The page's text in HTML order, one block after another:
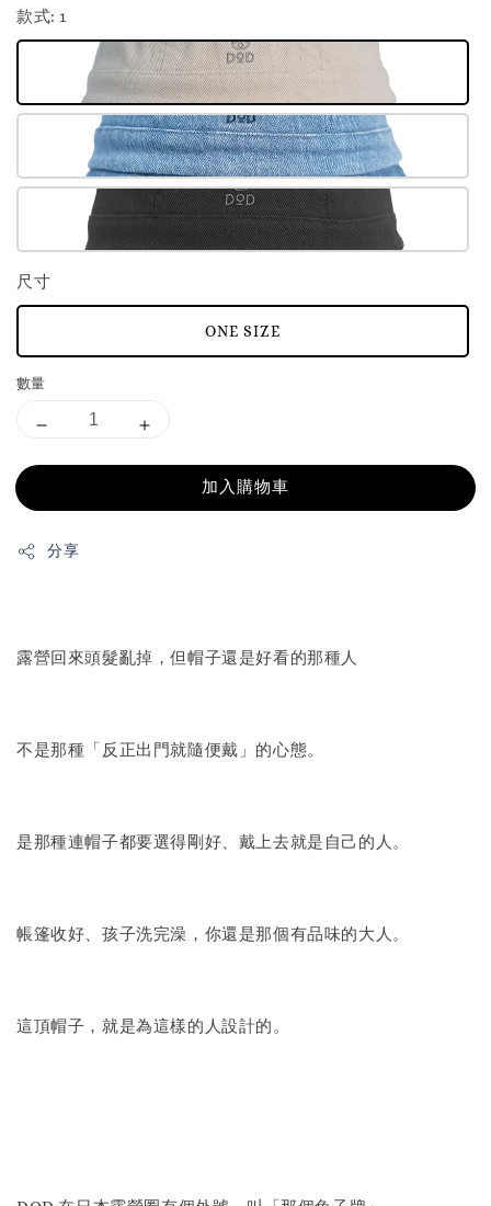
款式: 1
尺寸
ONE SIZE
數量
加入購物車
分享
露營回來頭髮亂掉，但帽子還是好看的那種人
不是那種「反正出門就隨便戴」的心態。
是那種連帽子都要選得剛好、戴上去就是自己的人。
帳篷收好、孩子洗完澡，你還是那個有品味的大人。
這頂帽子，就是為這樣的人設計的。